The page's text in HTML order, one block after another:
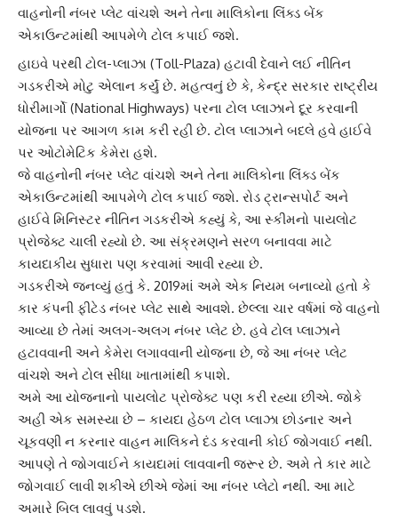
વાહનોની નંબર પ્લેટ વાંચશે અને તેના માલિકોના લિંક્ડ બેંક
એકાઉન્ટમાંથી આપમેળે ટોલ કપાઈ જશે.
હાઇવે પરથી ટોલ-પ્લાઝા (Toll-Plaza) હટાવી દેવાને લઈ નીતિન
ગડકરીએ મોટુ એલાન કર્યું છે. મહત્વનું છે કે, કેન્દ્ર સરકાર રાષ્ટ્રીય
ધોરીમાર્ગો (National Highways) પરના ટોલ પ્લાઝાને દૂર કરવાની
યોજના પર આગળ કામ કરી રહી છે. ટોલ પ્લાઝાને બદલે હવે હાઈવે
પર ઓટોમેટિક કેમેરા હશે.
જે વાહનોની નંબર પ્લેટ વાંચશે અને તેના માલિકોના લિંક્ડ બેંક
એકાઉન્ટમાંથી આપમેળે ટોલ કપાઈ જશે. રોડ ટ્રાન્સપોર્ટ અને
હાઈવે મિનિસ્ટર નીતિન ગડકરીએ કહ્યું કે, આ સ્કીમનો પાયલોટ
પ્રોજેક્ટ ચાલી રહ્યો છે. આ સંક્રમણને સરળ બનાવવા માટે
કાયદાકીય સુધારા પણ કરવામાં આવી રહ્યા છે.
ગડકરીએ જનવ્યું હતું કે. 2019માં અમે એક નિયમ બનાવ્યો હતો કે
કાર કંપની ફીટેડ નંબર પ્લેટ સાથે આવશે. છેલ્લા ચાર વર્ષમાં જે વાહનો
આવ્યા છે તેમાં અલગ-અલગ નંબર પ્લેટ છે. હવે ટોલ પ્લાઝાને
હટાવવાની અને કેમેરા લગાવવાની યોજના છે, જે આ નંબર પ્લેટ
વાંચશે અને ટોલ સીધા ખાતામાંથી કપાશે.
અમે આ યોજનાનો પાયલોટ પ્રોજેક્ટ પણ કરી રહ્યા છીએ. જોકે
અહી એક સમસ્યા છે – કાયદા હેઠળ ટોલ પ્લાઝા છોડનાર અને
ચૂકવણી ન કરનાર વાહન માલિકને દંડ કરવાની કોઈ જોગવાઈ નથી.
આપણે તે જોગવાઈને કાયદામાં લાવવાની જરૂર છે. અમે તે કાર માટે
જોગવાઈ લાવી શકીએ છીએ જેમાં આ નંબર પ્લેટો નથી. આ માટે
અમારે બિલ લાવવું પડશે.